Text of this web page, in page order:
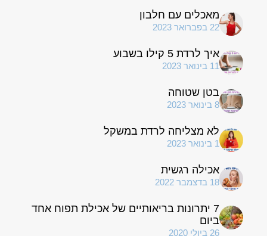
מאכלים עם חלבון
22 בפברואר 2023
איך לרדת 5 קילו בשבוע
11 בינואר 2023
בטן שטוחה
8 בינואר 2023
לא מצליחה לרדת במשקל
1 בינואר 2023
אכילה רגשית
18 בדצמבר 2022
7 יתרונות בריאותיים של אכילת תפוח אחד
ביום
26 ביולי 2020